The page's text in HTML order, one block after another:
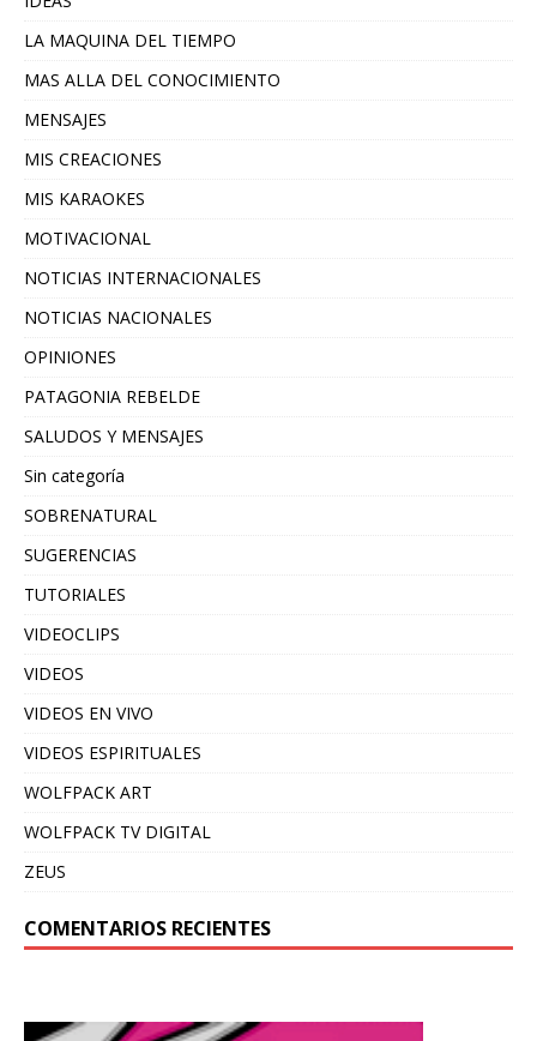
LA MAQUINA DEL TIEMPO
MAS ALLA DEL CONOCIMIENTO
MENSAJES
MIS CREACIONES
MIS KARAOKES
MOTIVACIONAL
NOTICIAS INTERNACIONALES
NOTICIAS NACIONALES
OPINIONES
PATAGONIA REBELDE
SALUDOS Y MENSAJES
Sin categoría
SOBRENATURAL
SUGERENCIAS
TUTORIALES
VIDEOCLIPS
VIDEOS
VIDEOS EN VIVO
VIDEOS ESPIRITUALES
WOLFPACK ART
WOLFPACK TV DIGITAL
ZEUS
COMENTARIOS RECIENTES